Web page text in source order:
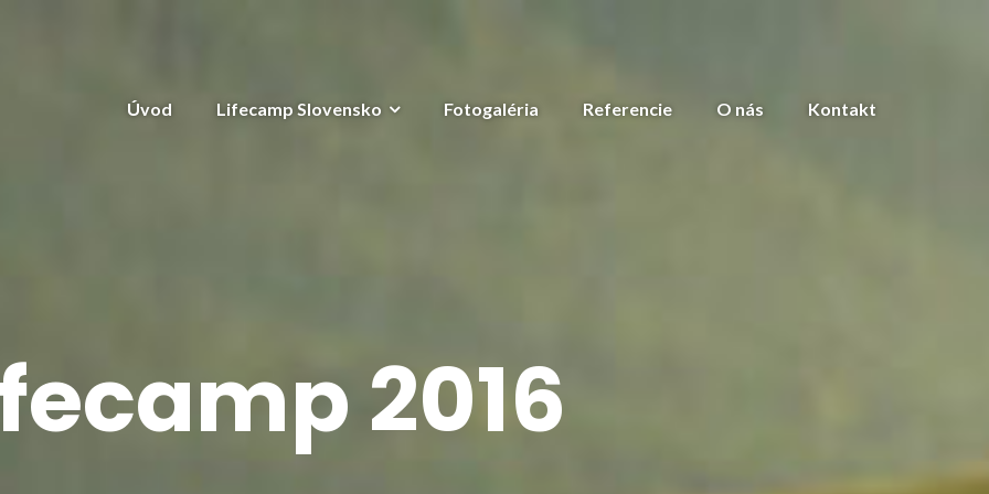
Úvod Lifecamp Slovensko Fotogaléria Referencie O nás Kontakt
2016